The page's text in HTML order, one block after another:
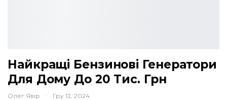
Найкращі Бензинові Генератори
Для Дому До 20 Тис. Грн
Олег Явір Гру 12, 2024